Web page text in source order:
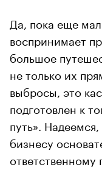
Да, пока еще
воспринимает
большое
не только их
выбросы, это
подготовлен к
путь».
бизнесу
ответственному